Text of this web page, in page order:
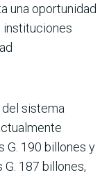
una oportunidad
instituciones
sistema
G. 190 billones y
187 billones,